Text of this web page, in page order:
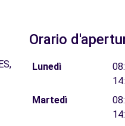
Orario
Lunedì
Martedì